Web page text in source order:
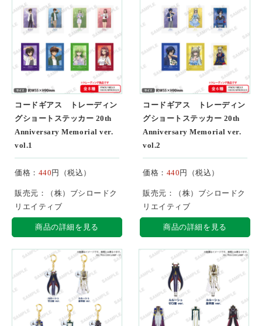
コードギアス トレーディン
グショートステッカー 20th
Anniversary Memorial ver.
vol.1
価格： 440 円（税込）
販売元：（株）ブシロードク
リエイティブ
商品の詳細を見る
コードギアス トレーディン
グショートステッカー 20th
Anniversary Memorial ver.
vol.2
価格： 440 円（税込）
販売元：（株）ブシロードク
リエイティブ
商品の詳細を見る